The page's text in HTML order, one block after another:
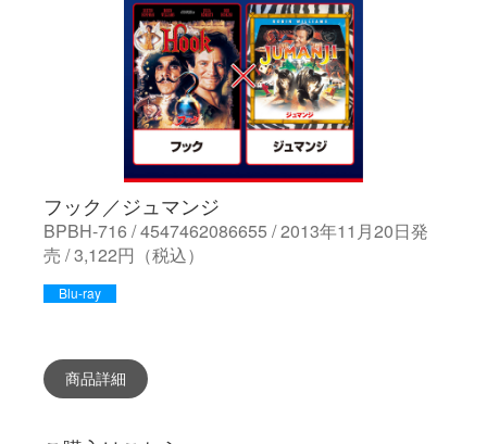
フック／ジュマンジ
BPBH-716 / 4547462086655 / 2013年11月20日発
売 / 3,122円（税込）
Blu-ray
商品詳細